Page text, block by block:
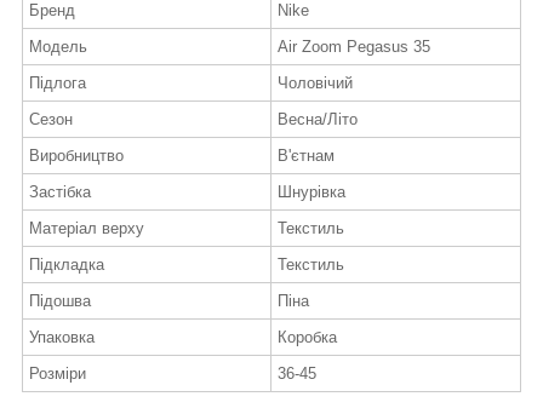
Бренд
Nike
Модель
Air Zoom Pegasus 35
Підлога
Чоловічий
Сезон
Весна/Літо
Виробництво
В'єтнам
Застібка
Шнурівка
Матеріал верху
Текстиль
Підкладка
Текстиль
Підошва
Піна
Упаковка
Коробка
Розміри
36-45